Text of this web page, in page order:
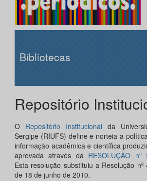
Bibliotecas
Repositório
O Repositório Institucional da
Sergipe (RIUFS) define e norteia a
informação acadêmica e científica
aprovada através da RESOLUÇÃO nº
Esta resolução substituiu a Resolução nº
de 18 de junho de 2010.